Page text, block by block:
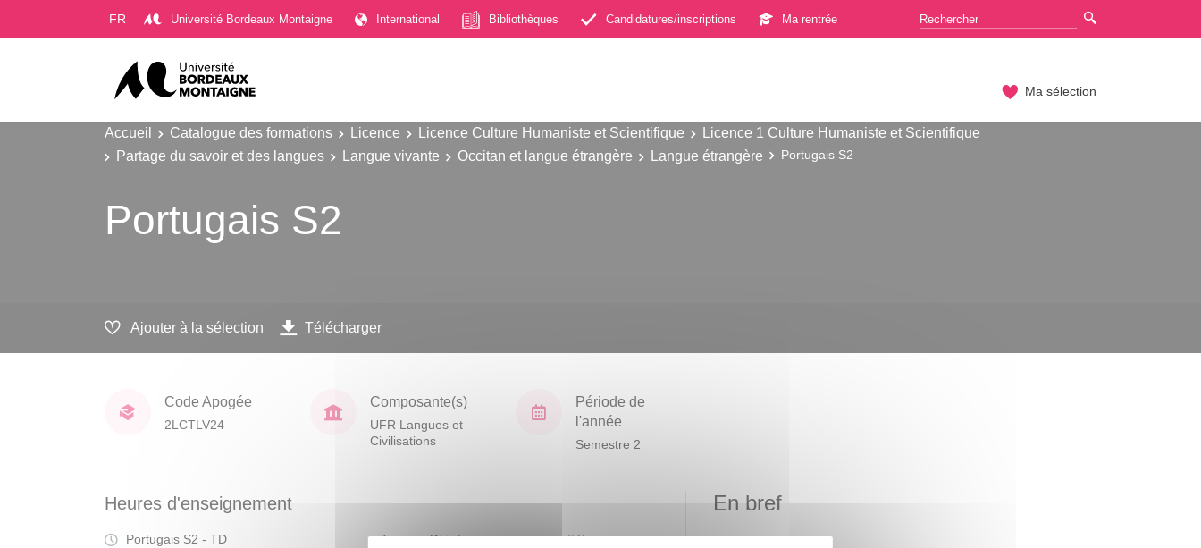
FR Université Bordeaux Montaigne International Bibliothèques Candidatures/inscriptions Ma rentrée
Ma sélection
Accueil Catalogue des formations Licence Licence Culture Humaniste et Scientifique
Licence 1 Culture Humaniste et Scientifique
Partage du savoir et des langues
Langue vivante Occitan et langue étrangère Langue étrangère Portugais S2
Portugais S2
Ajouter à la sélection Télécharger
Code Apogée
2LCTLV24
Composante(s)
UFR Langues et
Civilisations
Période de
l'année
Semestre 2
Heures d'enseignement
Portugais S2 - TD Travaux Dirigés 24h
En bref